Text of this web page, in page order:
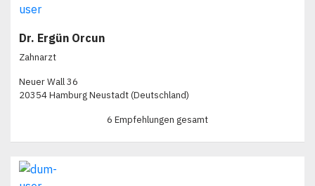
Dr. Ergün Orcun
Zahnarzt
Neuer Wall 36
20354 Hamburg Neustadt (Deutschland)
6 Empfehlungen gesamt